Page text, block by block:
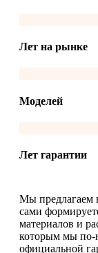
Лет на рынке
Моделей
Лет гарантии
Мы предлагаем
сами
материалов и
которым мы по-
официальной